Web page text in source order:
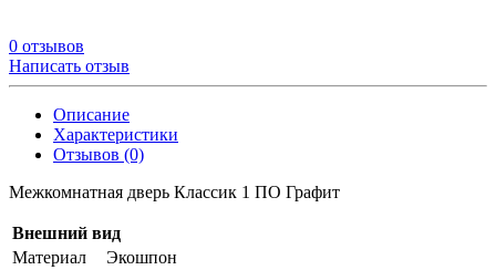
0 отзывов
Написать отзыв
Описание
Характеристики
Отзывов (0)
Межкомнатная дверь Классик 1 ПО Графит
Внешний вид
Материал
Экошпон